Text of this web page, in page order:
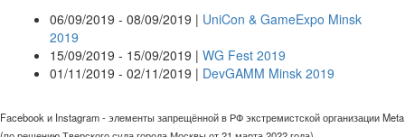
06/09/2019 - 08/09/2019 | UniCon & GameExpo Minsk
2019
15/09/2019 - 15/09/2019 | WG Fest 2019
01/11/2019 - 02/11/2019 | DevGAMM Minsk 2019
Facebook и Instagram - элементы запрещённой в РФ экстремистской организации Meta